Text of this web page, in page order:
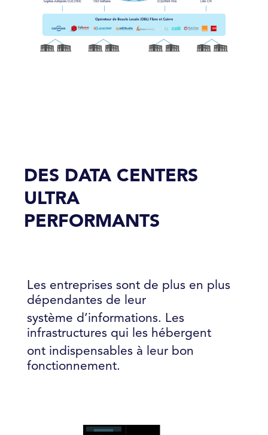
DES DATA CENTERS
ULTRA
PERFORMANTS
Les entreprises sont de plus en plus
dépendantes de leur
système d’informations. Les
infrastructures qui les hébergent
ont indispensables à leur bon
fonctionnement.